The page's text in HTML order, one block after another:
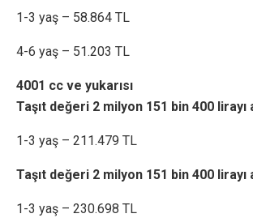
1-3 yaş – 58.864 TL
4-6 yaş – 51.203 TL
4001 cc ve yukarısı
Taşıt değeri 2 milyon 151 bin 400 lirayı
1-3 yaş – 211.479 TL
Taşıt değeri 2 milyon 151 bin 400 lirayı
1-3 yaş – 230.698 TL